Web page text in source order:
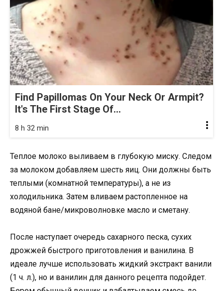
Find Papillomas On Your Neck Or Armpit?
It's The First Stage Of...
8 h 32 min
Теплое молоко выливаем в глубокую миску. Следом
за молоком добавляем шесть яиц. Они должны быть
теплыми (комнатной температуры), а не из
холодильника. Затем вливаем растопленное на
водяной бане/микроволновке масло и сметану.
После наступает очередь сахарного песка, сухих
дрожжей быстрого приготовления и ванилина. В
идеале лучше использовать жидкий экстракт ванили
(1 ч. л.), но и ванилин для данного рецепта подойдет.